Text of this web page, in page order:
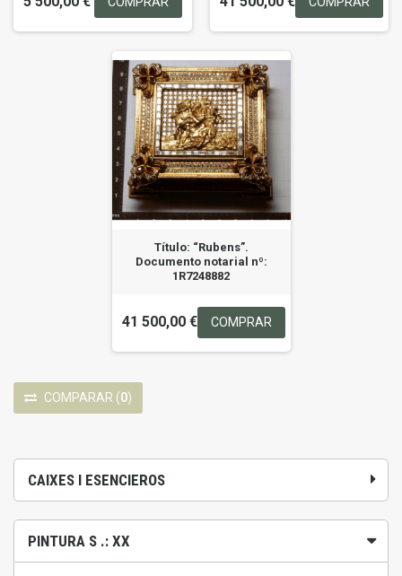
CAIXES I ESENCIEROS
PINTURA S .: XX
Título: “Rubens”.
Documento notarial nº:
1R7248882
41 500,00 € COMPRAR
COMPARAR (0)